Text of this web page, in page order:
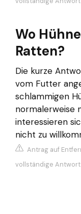
Wo
Ratten?
Die kurze
vom Futter
schlammigen
normalerweise
interessieren
nicht zu
Antrag auf
vollständige Antwort